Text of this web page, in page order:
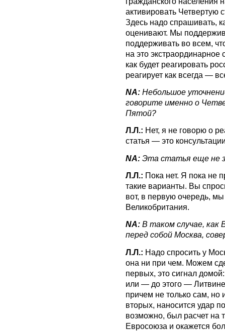
активировать Четвертую
Здесь надо спрашивать,
оценивают. Мы
поддерживать во всем,
на это экстраординарное
как будет реагировать
реагирует как всегда —
NA: Небольшое
говорите именно о
Пятой?
Л.Л.: Нет, я не говорю о
статья — это
NA: Эта статья еще не
Л.Л.: Пока нет. Я пока не
такие варианты. Вы
вот, в первую очередь, мы
Великобритания.
NA: В таком случае, как
перед собой Москва,
Л.Л.: Надо спросить у
она ни при чем. Можем
первых, это сигнал
или — до этого —
причем не только сам, но
вторых, наносится удар
возможно, был расчет на
Евросоюза и окажется